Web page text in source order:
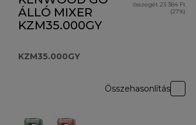
ÁLLÓ MIXER
KZM35.000GY
KZM35.000GY
összegét 23 384 Ft
(27%)
Összehasonlítás